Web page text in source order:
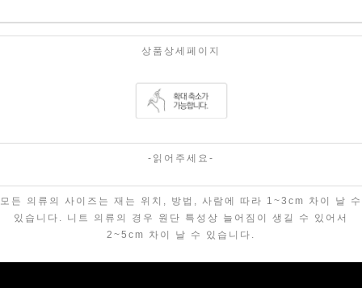
상품상세페이지
-읽어주세요-
모든 의류의 사이즈는 재는 위치, 방법, 사람에 따라 1~3cm 차이 날 수
있습니다. 니트 의류의 경우 원단 특성상 늘어짐이 생길 수 있어서
2~5cm 차이 날 수 있습니다.